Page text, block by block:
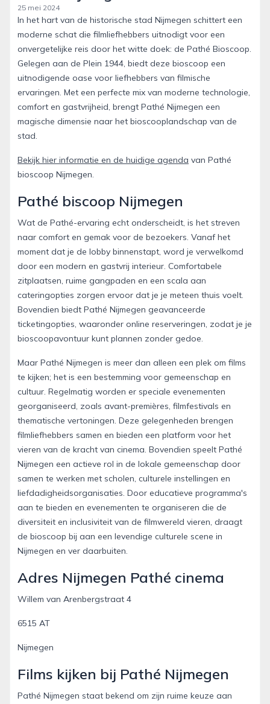
25 mei 2024
In het hart van de historische stad Nijmegen schittert een
moderne schat die filmliefhebbers uitnodigt voor een
onvergetelijke reis door het witte doek: de Pathé Bioscoop.
Gelegen aan de Plein 1944, biedt deze bioscoop een
uitnodigende oase voor liefhebbers van filmische
ervaringen. Met een perfecte mix van moderne technologie,
comfort en gastvrijheid, brengt Pathé Nijmegen een
magische dimensie naar het bioscooplandschap van de
stad.
Bekijk hier informatie en de huidige agenda van Pathé
bioscoop Nijmegen.
Pathé biscoop Nijmegen
Wat de Pathé-ervaring echt onderscheidt, is het streven
naar comfort en gemak voor de bezoekers. Vanaf het
moment dat je de lobby binnenstapt, word je verwelkomd
door een modern en gastvrij interieur. Comfortabele
zitplaatsen, ruime gangpaden en een scala aan
cateringopties zorgen ervoor dat je je meteen thuis voelt.
Bovendien biedt Pathé Nijmegen geavanceerde
ticketingopties, waaronder online reserveringen, zodat je je
bioscoopavontuur kunt plannen zonder gedoe.
Maar Pathé Nijmegen is meer dan alleen een plek om films
te kijken; het is een bestemming voor gemeenschap en
cultuur. Regelmatig worden er speciale evenementen
georganiseerd, zoals avant-premières, filmfestivals en
thematische vertoningen. Deze gelegenheden brengen
filmliefhebbers samen en bieden een platform voor het
vieren van de kracht van cinema. Bovendien speelt Pathé
Nijmegen een actieve rol in de lokale gemeenschap door
samen te werken met scholen, culturele instellingen en
liefdadigheidsorganisaties. Door educatieve programma's
aan te bieden en evenementen te organiseren die de
diversiteit en inclusiviteit van de filmwereld vieren, draagt
de bioscoop bij aan een levendige culturele scene in
Nijmegen en ver daarbuiten.
Adres Nijmegen Pathé cinema
Willem van Arenbergstraat 4
6515 AT
Nijmegen
Films kijken bij Pathé Nijmegen
Pathé Nijmegen staat bekend om zijn ruime keuze aan